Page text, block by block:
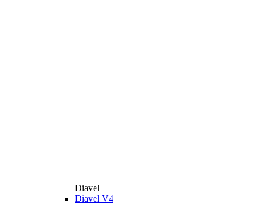
Diavel
Diavel V4